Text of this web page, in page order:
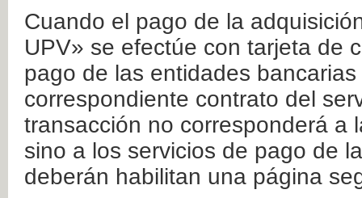
Cuando el pago de la
UPV» se efectúe con tarjeta de
pago de las entidades
correspondiente contrato del
transacción no corresponderá a
sino a los servicios de pago de
deberán habilitan una página